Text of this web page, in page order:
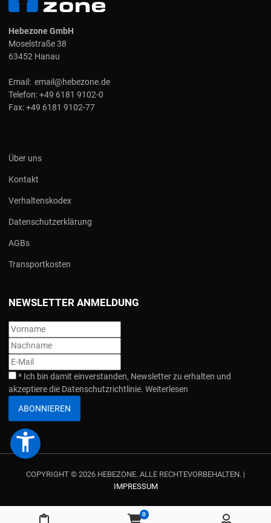
Meine Merkliste Warenkorb
0
Hebezone GmbH
Moselstraße 38
63452 Hanau
Email: email@hebezone.de
Telefon:+49 6181 9102-0
Fax:+49 6181 9102-77
Über uns
Kontakt
Verhaltenskodex
Datenschutzerklärung
AGBs
Transportkosten
NEWSLETTER ANMELDUNG
* Ich bin damit einverstanden, Newsletter zu erhalten und
akzeptiere die Datenschutzrichtlinie. Weiterlesen
ABONNIEREN
COPYRIGHT © 2026 HEBEZONE. ALLE RECHTEVORBEHALTEN. |
IMPRESSUM
accessibility_new